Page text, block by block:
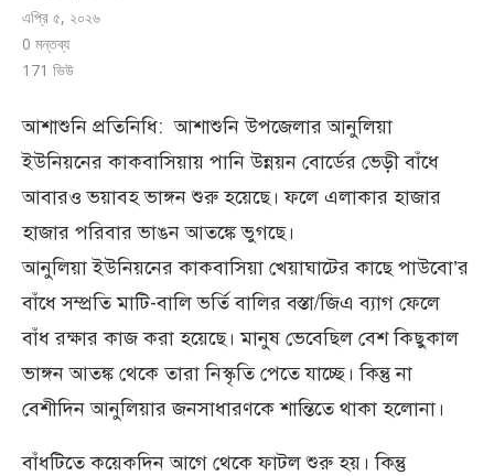
এপ্রি ৫, ২০২৬
0 মন্তব্য
171 ভিউ
আশাশুনি প্রতিনিধি: আশাশুনি উপজেলার আনুলিয়া
ইউনিয়নের কাকবাসিয়ায় পানি উন্নয়ন বোর্ডের ভেড়ী বাঁধে
আবারও ভয়াবহ ভাঙ্গন শুরু হয়েছে। ফলে এলাকার হাজার
হাজার পরিবার ভাঙন আতঙ্কে ভুগছে।
আনুলিয়া ইউনিয়নের কাকবাসিয়া খেয়াঘাটের কাছে পাউবো’র
বাঁধে সম্প্রতি মাটি-বালি ভর্তি বালির বস্তা/জিএ ব্যাগ ফেলে
বাঁধ রক্ষার কাজ করা হয়েছে। মানুষ ভেবেছিল বেশ কিছুকাল
ভাঙ্গন আতঙ্ক থেকে তারা নিস্কৃতি পেতে যাচ্ছে। কিন্তু না
বেশীদিন আনুলিয়ার জনসাধারণকে শান্তিতে থাকা হলোনা।
বাঁধটিতে কয়েকদিন আগে থেকে ফাটল শুরু হয়। কিন্তু